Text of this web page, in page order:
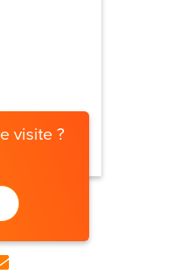
visite ?